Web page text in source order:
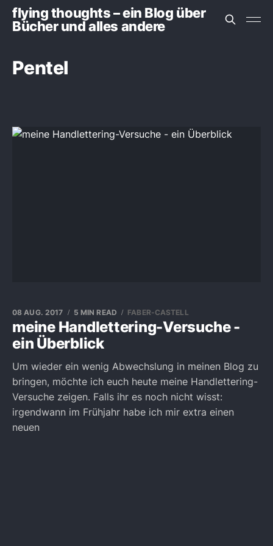
flying thoughts – ein Blog über
Bücher und alles andere
Pentel
meine Handlettering-Versuche -
ein Überblick
08 AUG. 2017 5 MIN READ FABER-CASTELL
Um wieder ein wenig Abwechslung in meinen Blog zu
bringen, möchte ich euch heute meine Handlettering-
Versuche zeigen. Falls ihr es noch nicht wisst:
irgendwann im Frühjahr habe ich mir extra einen
neuen